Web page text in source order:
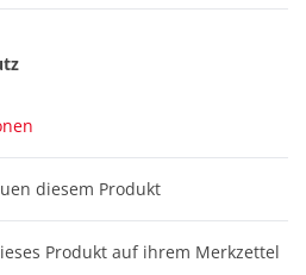
diesem Produkt
Produkt auf ihrem Merkzettel